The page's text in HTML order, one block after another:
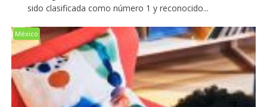
sido clasificada como número 1 y reconocido...
México